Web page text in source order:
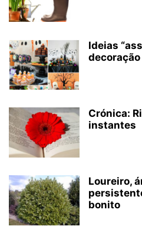
Ideias
Crónica:
instantes
Loureiro,
bonito